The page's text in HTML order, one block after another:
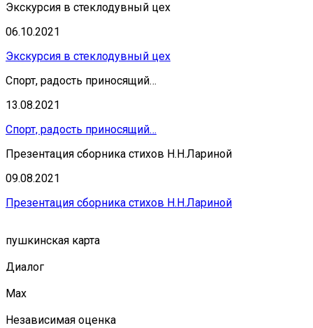
Экскурсия в стеклодувный цех
06.10.2021
Экскурсия в стеклодувный цех
Спорт, радость приносящий…
13.08.2021
Спорт, радость приносящий…
Презентация сборника стихов Н.Н.Лариной
09.08.2021
Презентация сборника стихов Н.Н.Лариной
пушкинская карта
Диалог
Мах
Независимая оценка